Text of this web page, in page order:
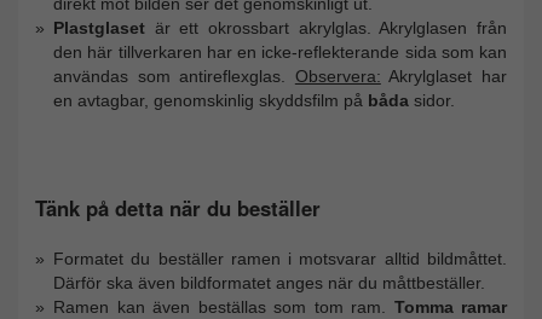
Plastglaset är ett okrossbart akrylglas. Akrylglasen från
den här tillverkaren har en icke-reflekterande sida som kan
användas som antireflexglas. Observera: Akrylglaset har
en avtagbar, genomskinlig skyddsfilm på båda sidor.
Tänk på detta när du beställer
Formatet du beställer ramen i motsvarar alltid bildmåttet.
Därför ska även bildformatet anges när du måttbeställer.
Ramen kan även beställas som tom ram. Tomma ramar